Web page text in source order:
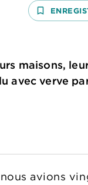
bookmark_border
maisons,
avec verve
avions